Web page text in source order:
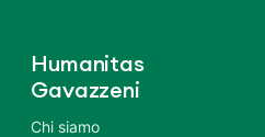
Humanitas
Gavazzeni
Chi siamo